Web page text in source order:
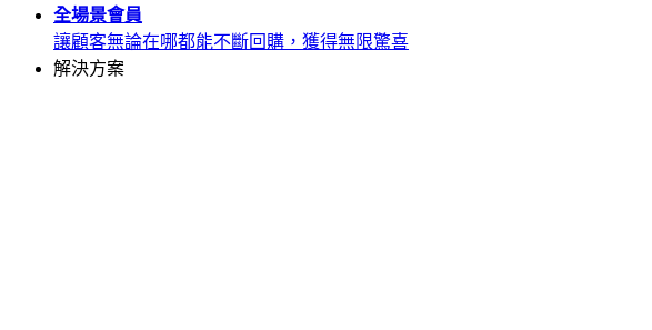
全場景會員
讓顧客無論在哪都能不斷回購，獲得無限驚喜
解決方案